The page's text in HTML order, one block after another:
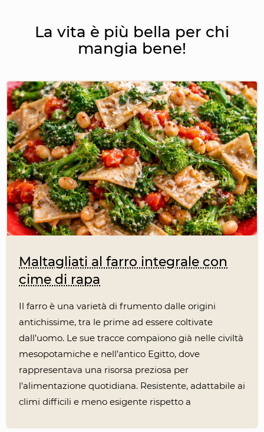
La vita è più bella per chi
mangia bene!
Maltagliati al farro integrale con
cime di rapa
Il farro è una varietà di frumento dalle origini
antichissime, tra le prime ad essere coltivate
dall’uomo. Le sue tracce compaiono già nelle civiltà
mesopotamiche e nell’antico Egitto, dove
rappresentava una risorsa preziosa per
l’alimentazione quotidiana. Resistente, adattabile ai
climi difficili e meno esigente rispetto a